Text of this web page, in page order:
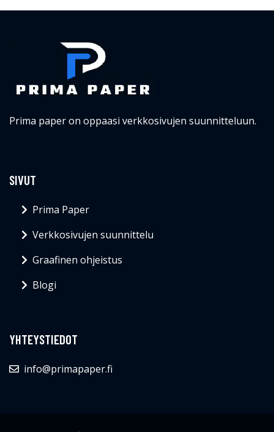
Prima paper on oppaasi verkkosivujen suunnitteluun.
SIVUT
Prima Paper
Verkkosivujen suunnittelu
Graafinen ohjeistus
Blogi
YHTEYSTIEDOT
info@primapaper.fi